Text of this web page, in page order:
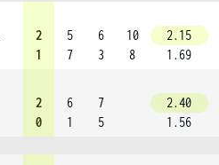
2
1
5
7
6
3
10
8
2.15
1.69
2
0
6
1
7
5
2.40
1.56